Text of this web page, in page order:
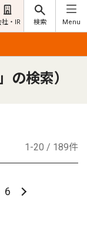
社・IR 検索 Menu
の検索）
1-20 / 189件
6